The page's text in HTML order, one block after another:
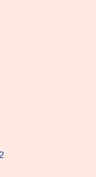
s problematikou
cvičit.